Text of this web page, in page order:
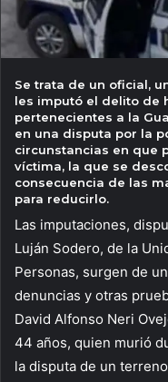
Se trata de un oficial,
les imputó el delito de
pertenecientes a la
en una disputa por la
circunstancias en que
víctima, la que se
consecuencia de las
para reducirlo.
Las imputaciones,
Luján Sodero, de la
Personas, surgen de
denuncias y otras
David Alfonso Neri
44 años, quien murió
la disputa de un